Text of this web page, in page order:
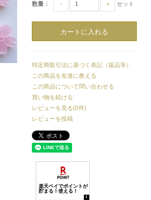
数量： － ＋ セット
特定商取引法に基づく表記（返品等）
この商品を友達に教える
この商品について問い合わせる
買い物を続ける
レビューを見る(0件)
レビューを投稿